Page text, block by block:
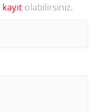
kayıt olabilirsiniz.